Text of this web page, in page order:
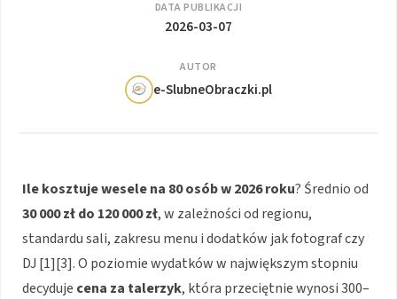
DATA PUBLIKACJI
2026-03-07
AUTOR
e-SlubneObraczki.pl
Ile kosztuje wesele na 80 osób w 2026 roku? Średnio od
30 000 zł do 120 000 zł, w zależności od regionu,
standardu sali, zakresu menu i dodatków jak fotograf czy
DJ [1][3]. O poziomie wydatków w największym stopniu
decyduje cena za talerzyk, która przeciętnie wynosi 300–